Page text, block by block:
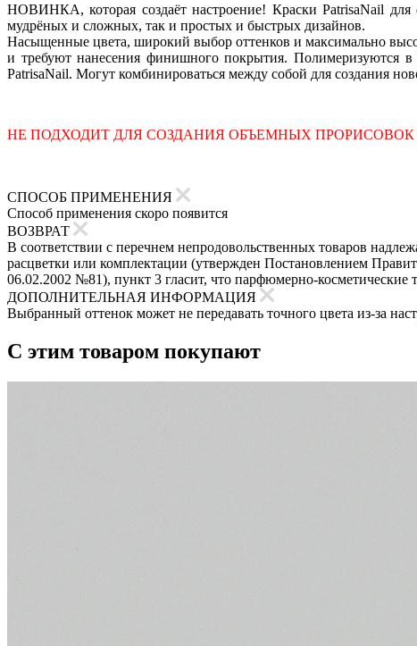
НОВИНКА, которая создаёт настроение! Краски PatrisaNail для
мудрёных и сложных, так и простых и быстрых дизайнов.
Насыщенные цвета, широкий выбор оттенков и максимально
и требуют нанесения финишного покрытия. Полимеризуются
PatrisaNail. Могут комбинироваться между собой для создания
НЕ ПОДХОДИТ ДЛЯ СОЗДАНИЯ ОБЪЕМНЫХ ПРОРИСОВОК
СПОСОБ ПРИМЕНЕНИЯ
Способ применения скоро появится
ВОЗВРАТ
В соответствии с перечнем непродовольственных товаров
расцветки или комплектации (утвержден Постановлением
06.02.2002 №81), пункт 3 гласит, что парфюмерно-косметические
ДОПОЛНИТЕЛЬНАЯ ИНФОРМАЦИЯ
Выбранный оттенок может не передавать точного цвета из-за
С этим товаром покупают